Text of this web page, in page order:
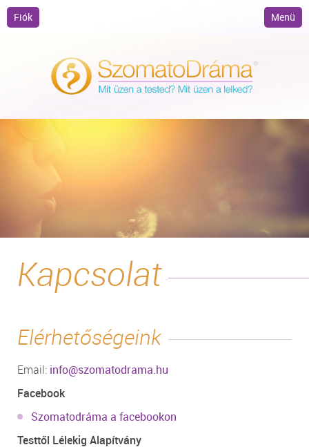
Fiók Menü
Kapcsolat
Elérhetőségeink
Email: info@szomatodrama.hu
Facebook
Szomatodráma a facebookon
Testtől Lélekig Alapítvány